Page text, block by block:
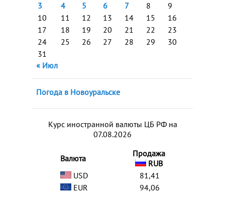
3
4 5 6 7 8
9
10
11 12 13 14 15
16
17
18 19 20 21 22
23
24
25 26 27 28 29
30
31
« Июл
Погода в Новоуральске
Курс иностранной валюты ЦБ РФ на
07.08.2026
Валюта
Продажа
RUB
USD
81,41
EUR
94,06